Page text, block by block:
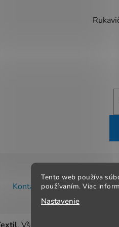
Tento web používa
používaním. Viac
Nastavenie
Kontakt Obchodné